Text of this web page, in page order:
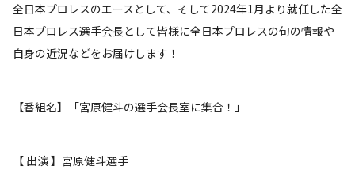
全日本プロレスのエースとして、そして2024年1月より就任した全
日本プロレス選手会長として皆様に全日本プロレスの旬の情報や
自身の近況などをお届けします！
【番組名】「宮原健斗の選手会長室に集合！」
【 出演 】宮原健斗選手